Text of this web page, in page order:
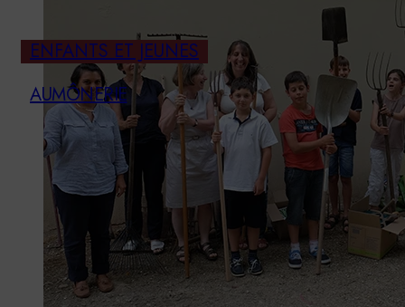
ENFANTS ET JEUNES
AUMÔNERIE